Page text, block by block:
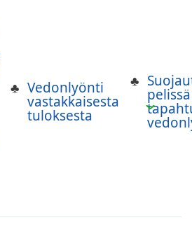
Vedonlyönti
vastakkaisesta
tuloksesta
pelissä